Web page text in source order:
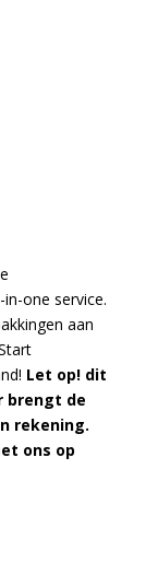
one service.
aan
Let op! dit
brengt de
rekening.
ons op